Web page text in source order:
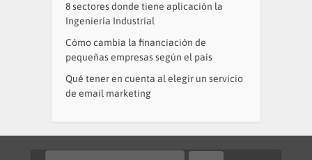
8 sectores donde tiene aplicación la
Ingeniería Industrial
Cómo cambia la financiación de
pequeñas empresas según el país
Qué tener en cuenta al elegir un servicio
de email marketing